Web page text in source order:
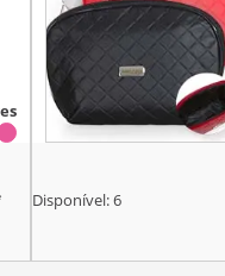
Disponível:6